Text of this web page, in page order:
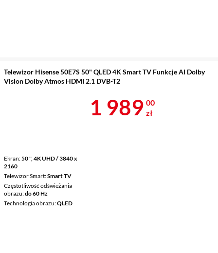
Telewizor Hisense 50E7S 50" QLED 4K Smart TV Funkcje AI Dolby
Vision Dolby Atmos HDMI 2.1 DVB-T2
Ekran 50 ", 4K UHD / 3840 x
2160
Telewizor Smart Smart TV
Częstotliwość odświeżania
obrazu do 60 Hz
Technologia obrazu QLED
Cena 1 989 zł
1 989 00
zł